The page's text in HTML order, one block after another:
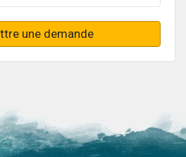
une demande